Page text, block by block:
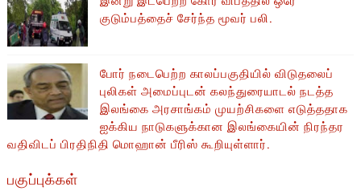
குடும்பத்தைச் சேர்ந்த மூவர் பலி.
போர் நடைபெற்ற காலப்பகுதியில் ​​விடுதலைப்
புலிகள் அமைப்புடன் கலந்துரையாடல் நடத்த
இலங்கை அரசாங்கம் முயற்சிகளை எடுத்ததாக
ஐக்கிய நாடுகளுக்கான இலங்கையின் நிரந்தர
வதிவிடப் பிரதிநிதி மொஹான் பீரிஸ் கூறியுள்ளார்.
பகுப்புக்கள்